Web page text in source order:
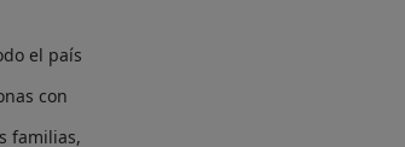
el país
con
familias,